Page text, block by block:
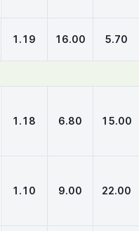
1.19 16.00 5.70
1.18 6.80 15.00
1.10 9.00 22.00